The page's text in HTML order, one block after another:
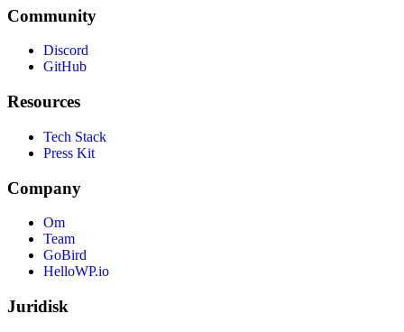
Community
Discord
GitHub
Resources
Tech Stack
Press Kit
Company
Om
Team
GoBird
HelloWP.io
Juridisk